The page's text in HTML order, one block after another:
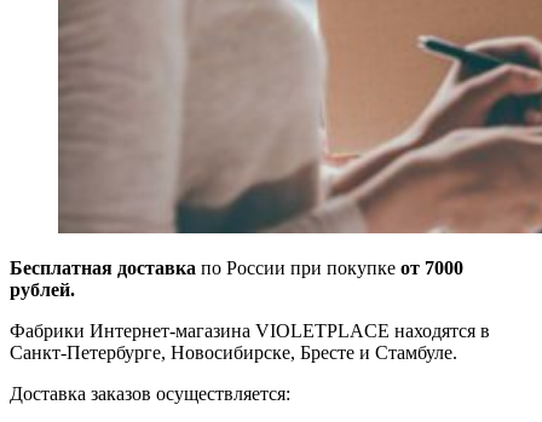
Бесплатная доставка по России при покупке от 7000
рублей.
Фабрики Интернет-магазина VIOLETPLACE находятся в
Санкт-Петербурге, Новосибирске, Бресте и Стамбуле.
Доставка заказов осуществляется: